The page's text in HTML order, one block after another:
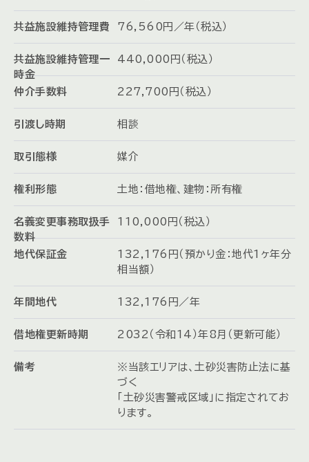
共益施設維持管理費 76,560円／年（税込）
共益施設維持管理一
時金
440,000円（税込）
仲介手数料 227,700円（税込）
引渡し時期 相談
取引態様 媒介
権利形態 土地：借地権、建物：所有権
名義変更事務取扱手
数料
110,000円（税込）
地代保証金
132,176円（預かり金：地代1ヶ年分
相当額）
年間地代 132,176円／年
借地権更新時期 2032（令和14）年8月（更新可能）
備考
※当該エリアは、土砂災害防止法に基
づく
「土砂災害警戒区域」に指定されてお
ります。